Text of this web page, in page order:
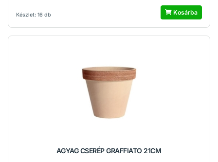
Készlet: 16 db Kosárba
AGYAG CSERÉP GRAFFIATO 21CM